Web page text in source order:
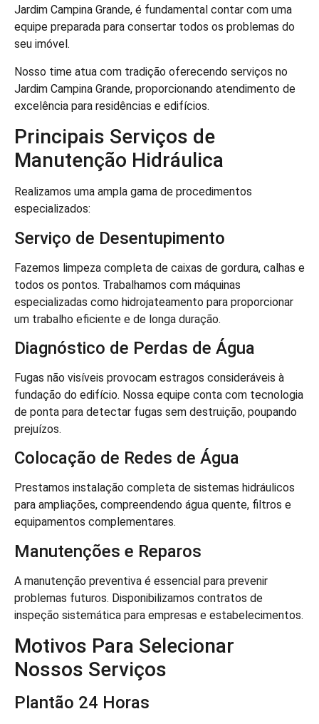
Jardim Campina Grande, é fundamental contar com uma
equipe preparada para consertar todos os problemas do
seu imóvel.
Nosso time atua com tradição oferecendo serviços no
Jardim Campina Grande, proporcionando atendimento de
excelência para residências e edifícios.
Principais Serviços de
Manutenção Hidráulica
Realizamos uma ampla gama de procedimentos
especializados:
Serviço de Desentupimento
Fazemos limpeza completa de caixas de gordura, calhas e
todos os pontos. Trabalhamos com máquinas
especializadas como hidrojateamento para proporcionar
um trabalho eficiente e de longa duração.
Diagnóstico de Perdas de Água
Fugas não visíveis provocam estragos consideráveis à
fundação do edifício. Nossa equipe conta com tecnologia
de ponta para detectar fugas sem destruição, poupando
prejuízos.
Colocação de Redes de Água
Prestamos instalação completa de sistemas hidráulicos
para ampliações, compreendendo água quente, filtros e
equipamentos complementares.
Manutenções e Reparos
A manutenção preventiva é essencial para prevenir
problemas futuros. Disponibilizamos contratos de
inspeção sistemática para empresas e estabelecimentos.
Motivos Para Selecionar
Nossos Serviços
Plantão 24 Horas